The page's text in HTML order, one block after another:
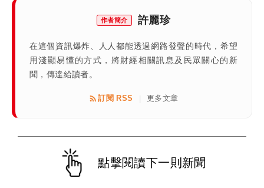
作者簡介 許麗珍
在這個資訊爆炸、人人都能透過網路發聲的時代，希望
用淺顯易懂的方式，將財經相關訊息及民眾關心的新
聞，傳達給讀者。
訂閱 RSS 更多文章
點擊閱讀下一則新聞